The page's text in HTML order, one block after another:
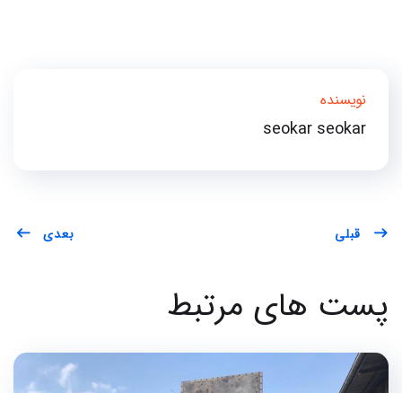
نویسنده
seokar seokar
قبلی بعدی
پست های مرتبط